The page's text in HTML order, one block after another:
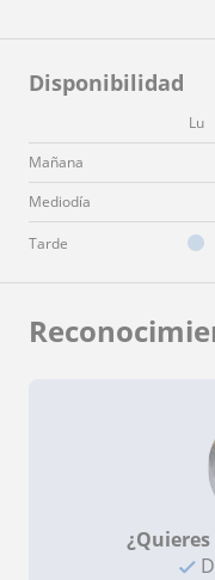
Disponibilidad
Lu
Mañana
Mediodía
Tarde